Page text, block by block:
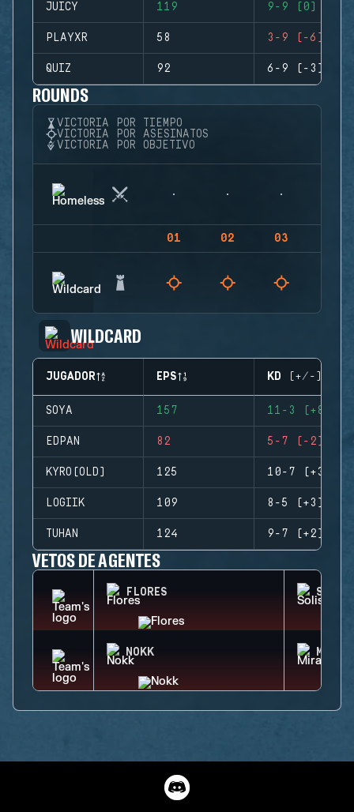
JUICY 119 9-9 (0)
PLAYXR 58 3-9 (-6)
QUIZ 92 6-9 (-3)
ROUNDS
VICTORIA POR TIEMPO
VICTORIA POR ASESINATOS
VICTORIA POR OBJETIVO
01 02 03
WILDCARD
JUGADOR EPS KD (+/-)
SOYA 157 11-3 (+8)
EDPAN 82 5-7 (-2)
KYRO(OLD) 125 10-7 (+3)
LOGIIK 109 8-5 (+3)
TUHAN 124 9-7 (+2)
VETOS DE AGENTES
FLORES SOLIS
NOKK MIRA